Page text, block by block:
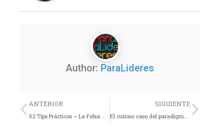
Author: ParaLideres
Previo
ANTERIOR SIGUIENTE